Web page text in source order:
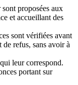
proposées aux
et accueillant des
sont vérifiées avant
refus, sans avoir à
leur correspond.
portant sur